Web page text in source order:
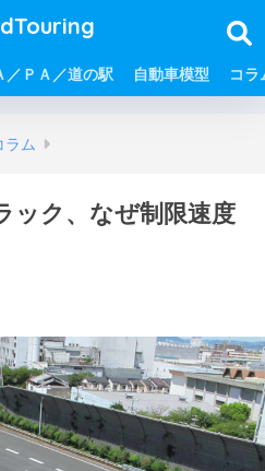
／ＰＡ／道の駅 自動車模型 コラ
ラム
ック、なぜ制限速度